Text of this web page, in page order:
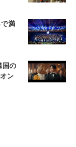
満
国の
ン